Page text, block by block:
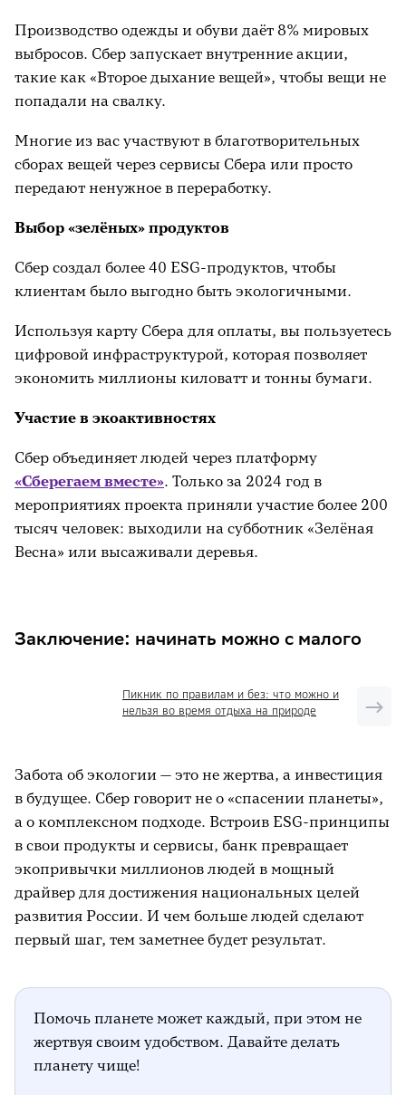
Производство одежды и обуви даёт 8% мировых
выбросов. Сбер запускает внутренние акции,
такие как «Второе дыхание вещей», чтобы вещи не
попадали на свалку.
Многие из вас участвуют в благотворительных
сборах вещей через сервисы Сбера или просто
передают ненужное в переработку.
Выбор «зелёных» продуктов
Сбер создал более 40 ESG-продуктов, чтобы
клиентам было выгодно быть экологичными.
Используя карту Сбера для оплаты, вы пользуетесь
цифровой инфраструктурой, которая позволяет
экономить миллионы киловатт и тонны бумаги.
Участие в экоактивностях
Сбер объединяет людей через платформу
«Сберегаем вместе». Только за 2024 год в
мероприятиях проекта приняли участие более 200
тысяч человек: выходили на субботник «Зелёная
Весна» или высаживали деревья.
Заключение: начинать можно с малого
Пикник по правилам и без: что можно и
нельзя во время отдыха на природе
Забота об экологии — это не жертва, а инвестиция
в будущее. Сбер говорит не о «спасении планеты»,
а о комплексном подходе. Встроив ESG-принципы
в свои продукты и сервисы, банк превращает
экопривычки миллионов людей в мощный
драйвер для достижения национальных целей
развития России. И чем больше людей сделают
первый шаг, тем заметнее будет результат.
Помочь планете может каждый, при этом не
жертвуя своим удобством. Давайте делать
планету чище!